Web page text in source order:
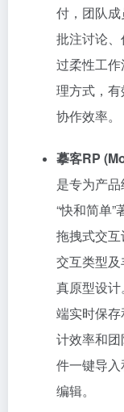
付，团队成
批注讨论
过柔性工
理方式，
协作效率。
摹客RP
是专为产
“快和简单
拖拽式交
交互类型
真原型设
端实时保
计效率和
件一键导
编辑。